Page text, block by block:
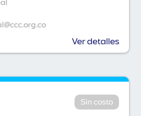
Ver detalles
Sin costo